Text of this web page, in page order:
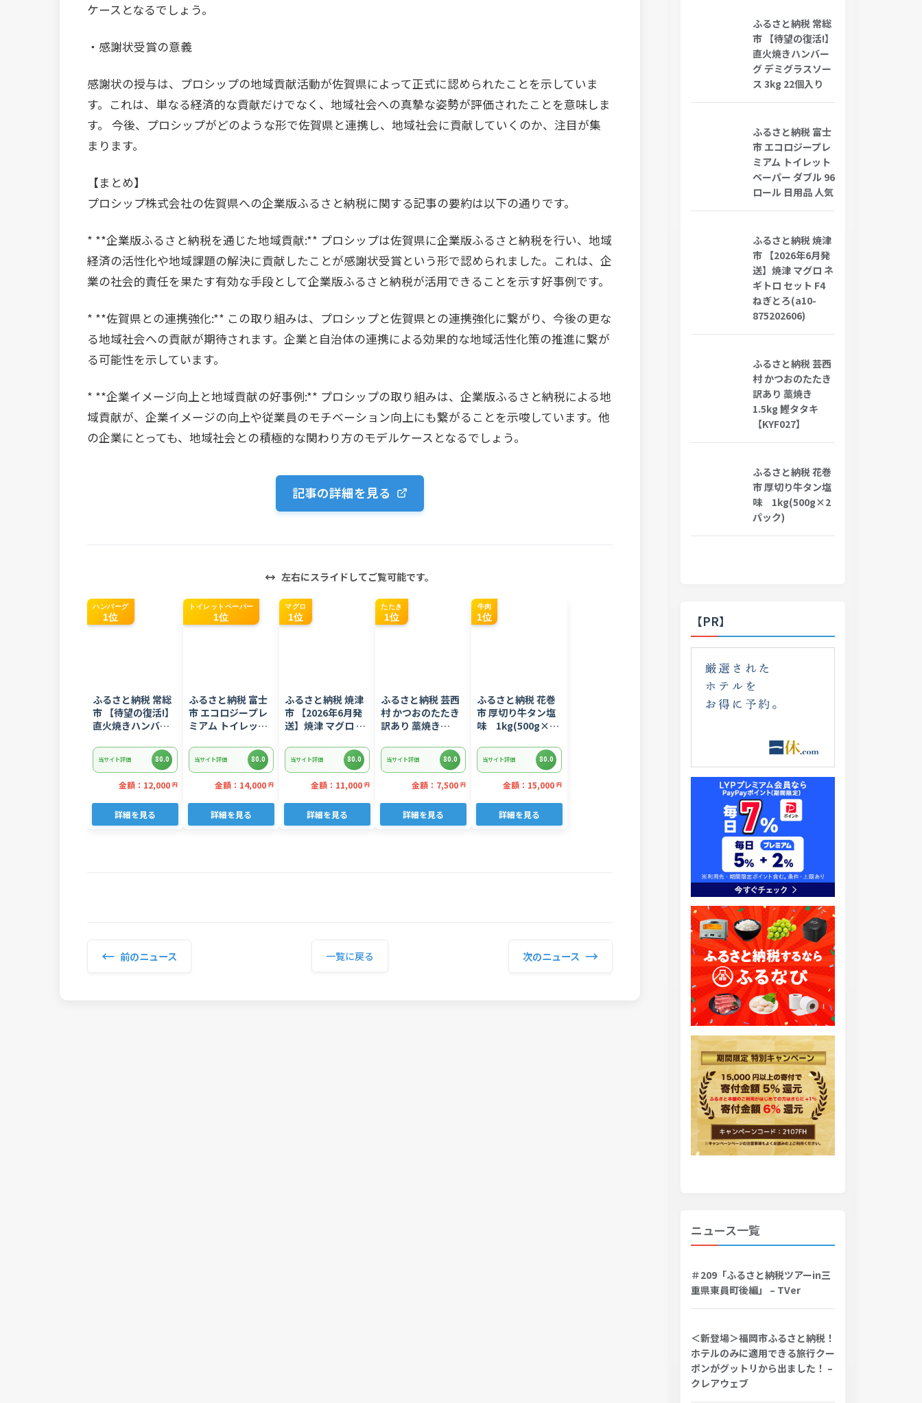
ケースとなるでしょう。
・感謝状受賞の意義
感謝状の授与は、プロシップの地域貢献活動が佐賀県によって正式に認められたことを示していま
す。これは、単なる経済的な貢献だけでなく、地域社会への真摯な姿勢が評価されたことを意味しま
す。 今後、プロシップがどのような形で佐賀県と連携し、地域社会に貢献していくのか、注目が集
まります。
【まとめ】
プロシップ株式会社の佐賀県への企業版ふるさと納税に関する記事の要約は以下の通りです。
* **企業版ふるさと納税を通じた地域貢献:** プロシップは佐賀県に企業版ふるさと納税を行い、地域
経済の活性化や地域課題の解決に貢献したことが感謝状受賞という形で認められました。これは、企
業の社会的責任を果たす有効な手段として企業版ふるさと納税が活用できることを示す好事例です。
* **佐賀県との連携強化:** この取り組みは、プロシップと佐賀県との連携強化に繋がり、今後の更な
る地域社会への貢献が期待されます。企業と自治体の連携による効果的な地域活性化策の推進に繋が
る可能性を示しています。
* **企業イメージ向上と地域貢献の好事例:** プロシップの取り組みは、企業版ふるさと納税による地
域貢献が、企業イメージの向上や従業員のモチベーション向上にも繋がることを示唆しています。他
の企業にとっても、地域社会との積極的な関わり方のモデルケースとなるでしょう。
記事の詳細を見る
左右にスライドしてご覧可能です。
ハンバーグ
1位
ふるさと納税 常総
市 【待望の復活!】
直火焼きハンバー
ス 3kg 22個入り
当サイト評価 80.0
金額：12,000 円
詳細を見る
トイレットペーパー
1位
ふるさと納税 富士
市 エコロジープレ
ミアム トイレット
ロール 日用品 人気
当サイト評価 80.0
金額：14,000 円
詳細を見る
マグロ
1位
ふるさと納税 焼津
市 【2026年6月発
送】焼津 マグロ ネ
ぎとろ(a10-
875202606)
当サイト評価 80.0
金額：11,000 円
詳細を見る
たたき
1位
ふるさと納税 芸西
村 かつおのたたき
訳あり 藁焼き
【KYF027】
当サイト評価 80.0
金額：7,500 円
詳細を見る
牛肉
1位
ふるさと納税 花巻
市 厚切り牛タン塩
味 1kg(500g×2
当サイト評価 80.0
金額：15,000 円
詳細を見る
← 前のニュース 一覧に戻る 次のニュース →
ふるさと納税 常総
市 【待望の復活!】
直火焼きハンバー
グ デミグラスソー
ス 3kg 22個入り
ふるさと納税 富士
市 エコロジープレ
ミアム トイレット
ペーパー ダブル 96
ロール 日用品 人気
ふるさと納税 焼津
市 【2026年6月発
送】焼津 マグロ ネ
ギトロ セット F4
ねぎとろ(a10-
875202606)
ふるさと納税 芸西
村 かつおのたたき
訳あり 藁焼き
1.5kg 鰹タタキ
【KYF027】
ふるさと納税 花巻
市 厚切り牛タン塩
味 1kg(500g×2
パック)
【PR】
ニュース一覧
＃209「ふるさと納税ツアーin三
重県東員町後編」 – TVer
＜新登場＞福岡市ふるさと納税！
ホテルのみに適用できる旅行クー
ポンがグットリから出ました！ –
クレアウェブ